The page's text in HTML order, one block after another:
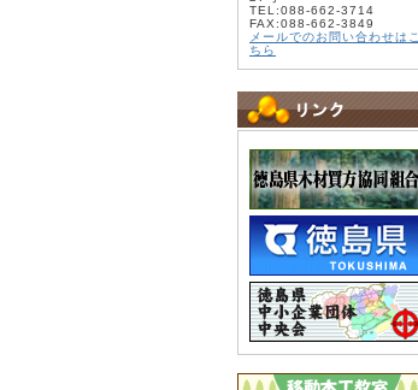
TEL:088-662-3714
FAX:088-662-3849
メールでのお問い合わせはこ
ちら